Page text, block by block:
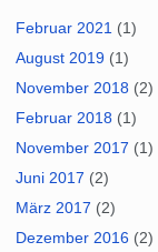
Februar 2021 (1)
August 2019 (1)
November 2018 (2)
Februar 2018 (1)
November 2017 (1)
Juni 2017 (2)
März 2017 (2)
Dezember 2016 (2)